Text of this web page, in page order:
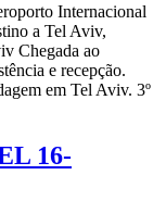
Internacional
a Tel Aviv,
Chegada ao
e recepção.
em Tel Aviv. 3º
16-